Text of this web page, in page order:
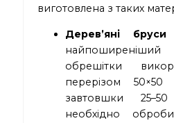
виготовлена з таких
Дерев’яні
обрешітки
перерізом
завтовшки
необхідно